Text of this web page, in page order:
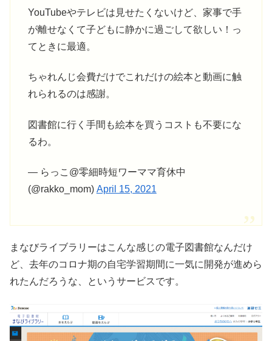
YouTubeやテレビは見せたくないけど、家事で手
が離せなくて子どもに静かに過ごして欲しい！っ
てときに最適。
ちゃれんじ会費だけでこれだけの絵本と動画に触
れられるのは感謝。
図書館に行く手間も絵本を買うコストも不要にな
るわ。
— らっこ@零細時短ワーママ育休中
(@rakko_mom) April 15, 2021
まなびライブラリーはこんな感じの電子図書館なんだけ
ど、去年のコロナ期の自宅学習期間に一気に開発が進めら
れたんだろうな、というサービスです。